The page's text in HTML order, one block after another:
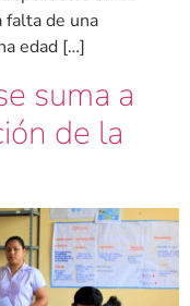
falta de una
edad […]
suma a
de la